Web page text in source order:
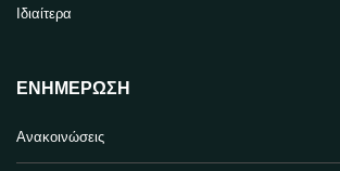
Ιδιαίτερα
ΕΝΗΜΈΡΩΣΗ
Ανακοινώσεις